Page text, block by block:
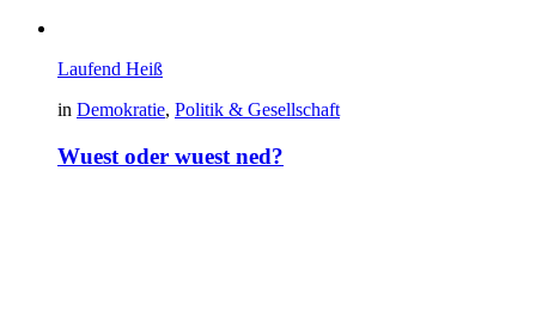
Laufend Heiß
in Demokratie, Politik & Gesellschaft
Wuest oder wuest ned?